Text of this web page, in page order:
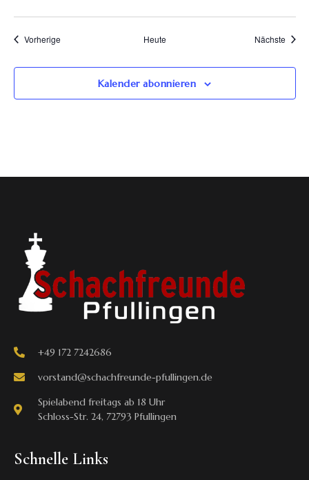
VorherigeVeranstaltungen Heute Nächste
Kalender abonnieren
+49 172 7242686
vorstand@schachfreunde-pfullingen.de
Spielabend freitags ab 18 Uhr
Schloss-Str. 24, 72793 Pfullingen
Schnelle Links